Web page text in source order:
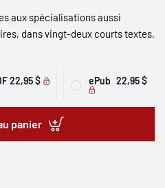
aux spécialisations aussi
dans vingt-deux courts textes,
22,95 $ ePub 22,95 $
panier